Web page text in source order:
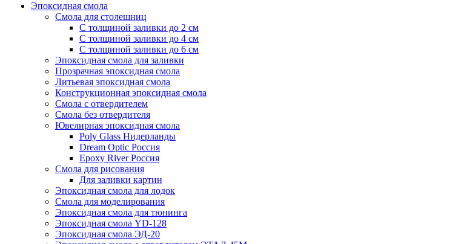
Эпоксидная смола
Смола для столешниц
С толщиной заливки до 2 см
С толщиной заливки до 4 см
С толщиной заливки до 6 см
Эпоксидная смола для заливки
Прозрачная эпоксидная смола
Литьевая эпоксидная смола
Конструкционная эпоксидная смола
Смола с отвердителем
Смола без отвердителя
Ювелирная эпоксидная смола
Poly Glass Нидерланды
Dream Optic Россия
Epoxy River Россия
Смола для рисования
Для заливки картин
Эпоксидная смола для лодок
Смола для моделирования
Эпоксидная смола для тюнинга
Эпоксидная смола YD-128
Эпоксидная смола ЭД-20